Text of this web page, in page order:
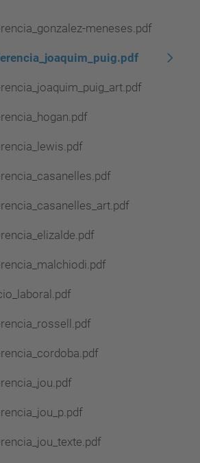
meneses.pdf